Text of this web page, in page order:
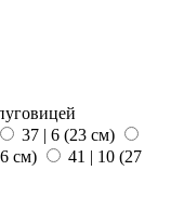
37 | 6 (23 см)
см)
41 | 10 (27